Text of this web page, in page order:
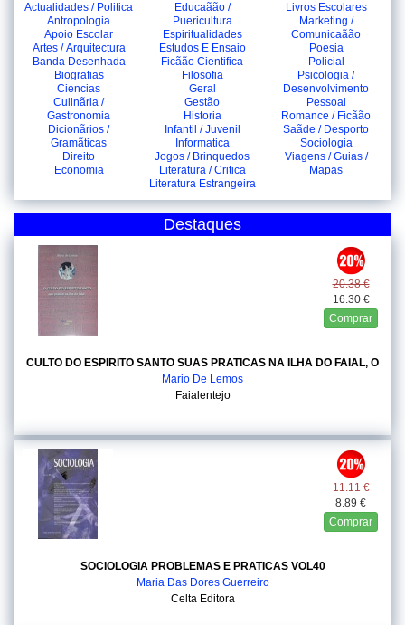
Actualidades / Politica
Antropologia
Apoio Escolar
Artes / Arquitectura
Banda Desenhada
Biografias
Ciencias
Culinãria /
Gastronomia
Dicionãrios /
Gramãticas
Direito
Economia
Educaãão /
Puericultura
Espiritualidades
Estudos E Ensaio
Ficãão Cientifica
Filosofia
Geral
Gestão
Historia
Infantil / Juvenil
Informatica
Jogos / Brinquedos
Literatura / Critica
Literatura Estrangeira
Livros Escolares
Marketing /
Comunicaãão
Poesia
Policial
Psicologia /
Desenvolvimento
Pessoal
Romance / Ficãão
Saãde / Desporto
Sociologia
Viagens / Guias /
Mapas
Destaques
20.38 €
16.30 €
Comprar
CULTO DO ESPIRITO SANTO SUAS PRATICAS NA ILHA DO FAIAL, O
Mario De Lemos
Faialentejo
11.11 €
8.89 €
Comprar
SOCIOLOGIA PROBLEMAS E PRATICAS VOL40
Maria Das Dores Guerreiro
Celta Editora